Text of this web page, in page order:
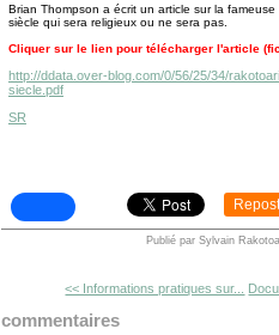
Brian Thompson a écrit un article sur la
siècle qui sera religieux ou ne sera pas.
Cliquer sur le lien pour télécharger l'article
http://ddata.over-blog.com/0/56/25/34/
siecle.pdf
SR
Repost
Publié par Sylvain
<< Informations pratiques sur...
commentaires